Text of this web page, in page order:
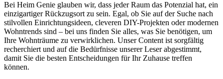
Bei Heim Genie glauben wir, dass jeder Raum das Potenzial hat, ein
einzigartiger Rückzugsort zu sein. Egal, ob Sie auf der Suche nach
stilvollen Einrichtungsideen, cleveren DIY-Projekten oder modernen
Wohntrends sind – bei uns finden Sie alles, was Sie benötigen, um
Ihre Wohnträume zu verwirklichen. Unser Content ist sorgfältig
recherchiert und auf die Bedürfnisse unserer Leser abgestimmt,
damit Sie die besten Entscheidungen für Ihr Zuhause treffen
können.